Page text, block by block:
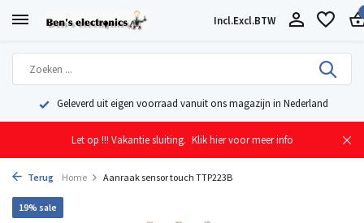
Incl.Excl.BTW
Geleverd uit eigen voorraad vanuit ons magazijn in Nederland
Let op !!! Vakantie sluiting. Klik hier voor meer info
Terug Home Aanraak sensor touch TTP223B
19% sale